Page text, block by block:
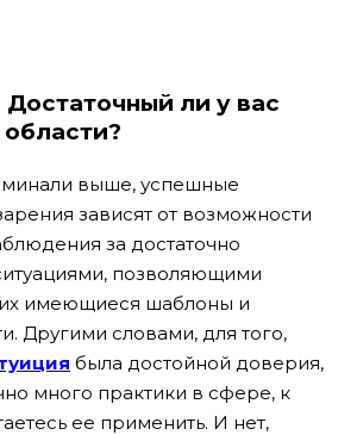
Достаточный ли у вас
выше, успешные
зависят от возможности
за достаточно
позволяющими
имеющиеся шаблоны и
Другими словами, для того,
была достойной доверия,
много практики в сфере, к
ее применить. И нет,